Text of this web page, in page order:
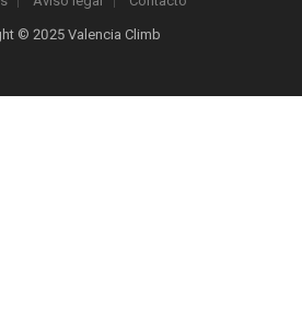
© 2025 Valencia Climb